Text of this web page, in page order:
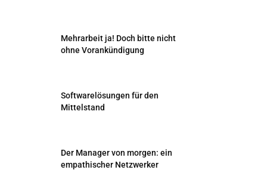
Mehrarbeit ja! Doch bitte nicht
ohne Vorankündigung
Softwarelösungen für den
Mittelstand
Der Manager von morgen: ein
empathischer Netzwerker